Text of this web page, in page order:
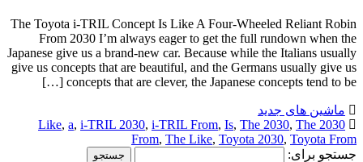
The Toyota i-TRIL Concept Is Like A Four-Wheeled Reliant Robin
From 2030 I’m always eager to get the full rundown when the
Japanese give us a brand-new car. Because while the Italians usually
give us concepts that are beautiful, and the Germans usually give us
concepts that are clever, the Japanese concepts tend to be […]
ماشین های جدید
2030 Like
, a, i-TRIL 2030, i-TRIL From, Is, The 2030, The
From, The Like, Toyota 2030, Toyota From
جستجو برای: